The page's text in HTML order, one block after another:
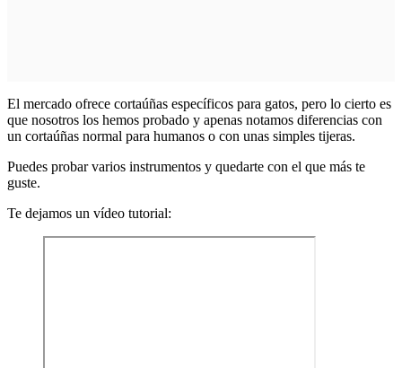
El mercado ofrece cortaúñas específicos para gatos, pero lo cierto es
que nosotros los hemos probado y apenas notamos diferencias con
un cortaúñas normal para humanos o con unas simples tijeras.
Puedes probar varios instrumentos y quedarte con el que más te
guste.
Te dejamos un vídeo tutorial: